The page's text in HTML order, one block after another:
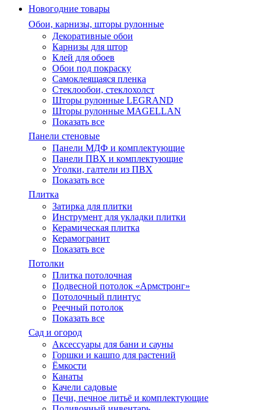
Новогодние товары
Обои, карнизы, шторы рулонные
Декоративные обои
Карнизы для штор
Клей для обоев
Обои под покраску
Самоклеящаяся пленка
Стеклообои, стеклохолст
Шторы рулонные LEGRAND
Шторы рулонные MAGELLAN
Показать все
Панели стеновые
Панели МДФ и комплектующие
Панели ПВХ и комплектующие
Уголки, галтели из ПВХ
Показать все
Плитка
Затирка для плитки
Инструмент для укладки плитки
Керамическая плитка
Керамогранит
Показать все
Потолки
Плитка потолочная
Подвесной потолок «Армстронг»
Потолочный плинтус
Реечный потолок
Показать все
Сад и огород
Аксессуары для бани и сауны
Горшки и кашпо для растений
Ёмкости
Канаты
Качели садовые
Печи, печное литьё и комплектующие